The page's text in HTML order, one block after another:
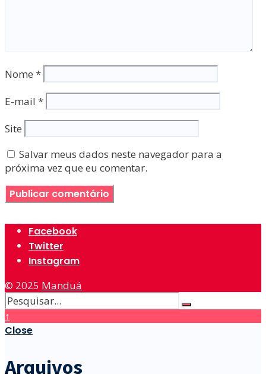
Nome *
E-mail *
Site
Salvar meus dados neste navegador para a
próxima vez que eu comentar.
Facebook
Twitter
Instagram
© 2025 Manduá
↑
Close
Arquivos